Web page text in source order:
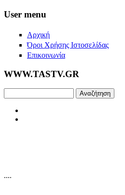
Skip to main content
User menu
Αρχική
Όροι Χρήσης Ιστοσελίδας
Επικοινωνία
WWW.TASTV.GR
....